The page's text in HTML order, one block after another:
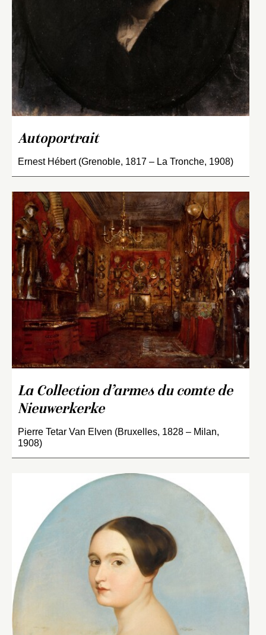
Autoportrait
Ernest Hébert (Grenoble, 1817 – La Tronche, 1908)
La Collection d’armes du comte de
Nieuwerkerke
Pierre Tetar Van Elven (Bruxelles, 1828 – Milan,
1908)